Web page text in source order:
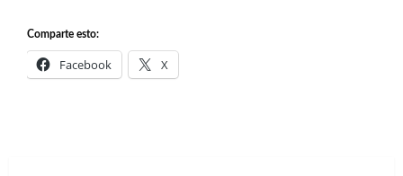
Comparte esto:
Facebook X